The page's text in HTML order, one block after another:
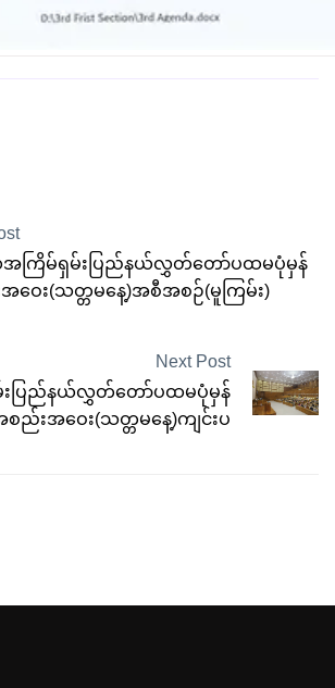
ြိမ်ရှမ်းပြည်နယ်လွှတ်တော်ပထမပုံမှန်
ဝေး(သတ္တမနေ့)အစီအစဉ်(မူကြမ်း)
Next Post
ပြည်နယ်လွှတ်တော်ပထမပုံမှန်
စည်းအဝေး(သတ္တမနေ့)ကျင်းပ